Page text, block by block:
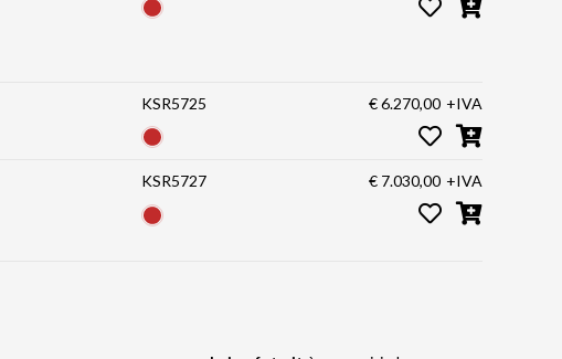
KSR5725 € 6.270,00 +IVA
KSR5727 € 7.030,00 +IVA